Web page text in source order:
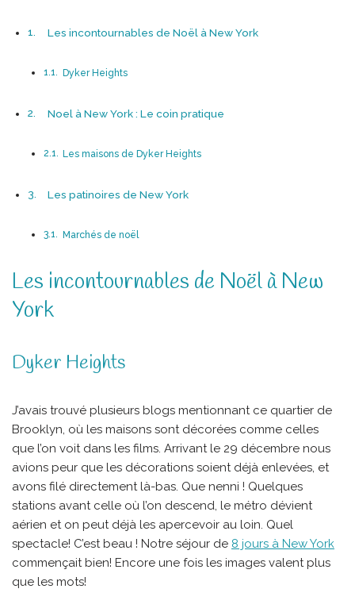
Les incontournables de Noël à New York
Dyker Heights
Noel à New York : Le coin pratique
Les maisons de Dyker Heights
Les patinoires de New York
Marchés de noël
Les incontournables de Noël à New
York
Dyker Heights
J’avais trouvé plusieurs blogs mentionnant ce quartier de
Brooklyn, où les maisons sont décorées comme celles
que l’on voit dans les films. Arrivant le 29 décembre nous
avions peur que les décorations soient déjà enlevées, et
avons filé directement là-bas. Que nenni ! Quelques
stations avant celle où l’on descend, le métro dévient
aérien et on peut déjà les apercevoir au loin. Quel
spectacle! C’est beau ! Notre séjour de 8 jours à New York
commençait bien! Encore une fois les images valent plus
que les mots!